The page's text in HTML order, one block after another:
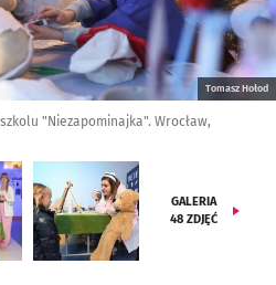
Tomasz Hołod
"Niezapominajka". Wrocław,
GALERIA
48 ZDJĘĆ